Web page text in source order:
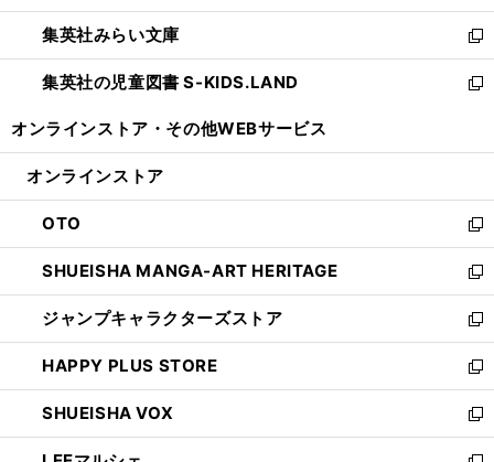
開
く
ウ
で
開
く
ン
ド
ウ
で
ウ
ィ
ン
ド
開
集英社みらい文庫
新
し
い
ン
ウ
で
開
く
集英社の児童図書 S-KIDS.LAND
新
ウ
ン
ド
ウ
で
開
く
オンラインストア・ その他WEBサービス
オンラインストア
OTO
新
し
い
ウ
ィ
ン
ド
ウ
で
開
SHUEISHA MANGA-ART HERITAGE
新
し
い
ウ
ィ
ン
ド
ウ
ジャンプキャラクターズストア
新
し
い
ウ
ィ
ン
HAPPY PLUS STORE
新
し
い
ウ
SHUEISHA VOX
新
し